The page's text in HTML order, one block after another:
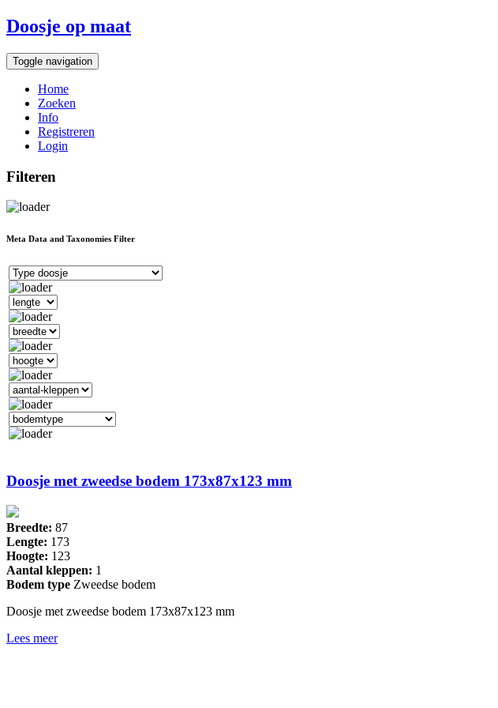
Doosje op maat
Toggle navigation
Home
Zoeken
Info
Registreren
Login
Filteren
Meta Data and Taxonomies Filter
Doosje met zweedse bodem 173x87x123 mm
Breedte: 87
Lengte: 173
Hoogte: 123
Aantal kleppen: 1
Bodem type Zweedse bodem
Doosje met zweedse bodem 173x87x123 mm
Lees meer